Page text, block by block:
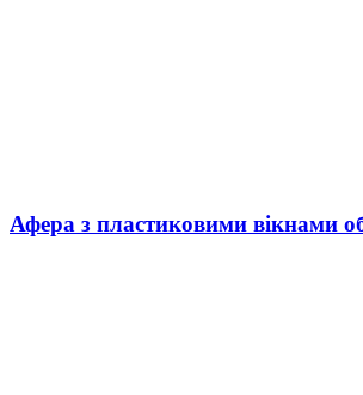
Афера з пластиковими вікнами